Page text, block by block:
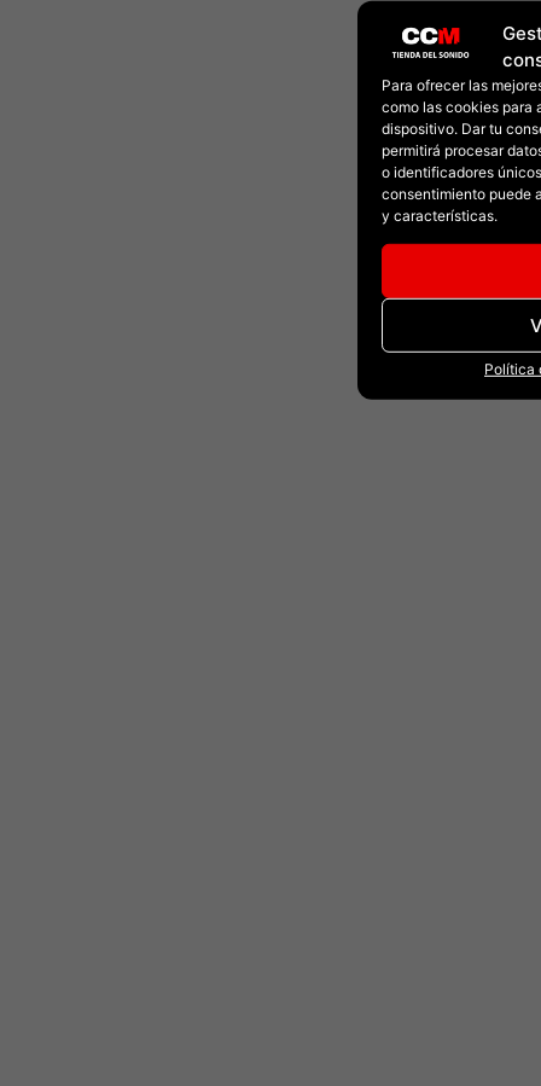
Para ofrecer las
como las cookies para
dispositivo. Dar tu
permitirá procesar
o identificadores
consentimiento puede
y características.
Política